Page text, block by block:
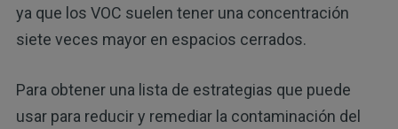
ya que los VOC suelen tener una concentración
siete veces mayor en espacios cerrados.
Para obtener una lista de estrategias que puede
usar para reducir y remediar la contaminación del